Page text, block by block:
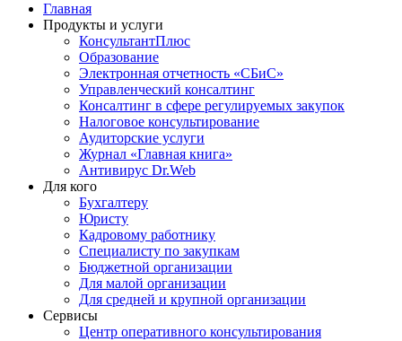
Главная
Продукты и услуги
КонсультантПлюс
Образование
Электронная отчетность «СБиС»
Управленческий консалтинг
Консалтинг в сфере регулируемых закупок
Налоговое консультирование
Аудиторские услуги
Журнал «Главная книга»
Антивирус Dr.Web
Для кого
Бухгалтеру
Юристу
Кадровому работнику
Специалисту по закупкам
Бюджетной организации
Для малой организации
Для средней и крупной организации
Сервисы
Центр оперативного консультирования